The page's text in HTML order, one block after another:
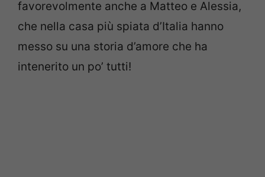
favorevolmente anche a Matteo e Alessia,
che nella casa più spiata d’Italia hanno
messo su una storia d’amore che ha
intenerito un po’ tutti!